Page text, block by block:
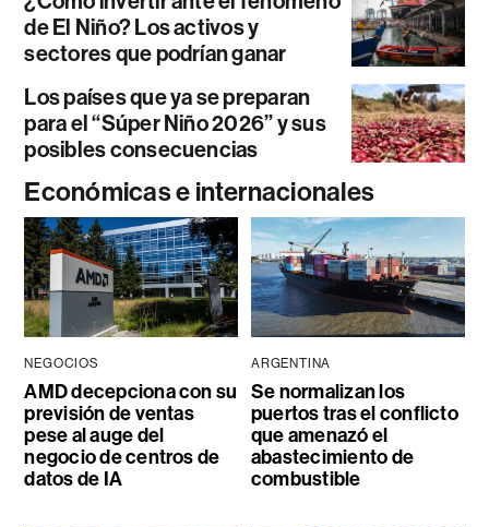
de El Niño? Los activos y
sectores que podrían ganar
Los países que ya se preparan
para el “Súper Niño 2026” y sus
posibles consecuencias
Económicas e internacionales
NEGOCIOS
AMD decepciona con su
previsión de ventas
pese al auge del
negocio de centros de
datos de IA
ARGENTINA
Se normalizan los
puertos tras el conflicto
que amenazó el
abastecimiento de
combustible